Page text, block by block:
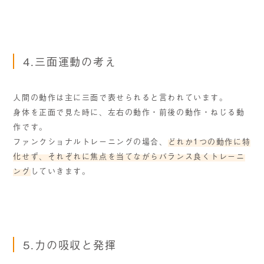
4.三面運動の考え
人間の動作は主に三面で表せられると言われています。
身体を正面で見た時に、左右の動作・前後の動作・ねじる動
作です。
ファンクショナルトレーニングの場合、 どれか1つの動作に特
化せず、それぞれに焦点を当てながらバランス良くトレーニ
ングしていきます。
5.力の吸収と発揮